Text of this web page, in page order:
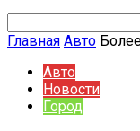
Главная Авто
Авто
Новости
Город